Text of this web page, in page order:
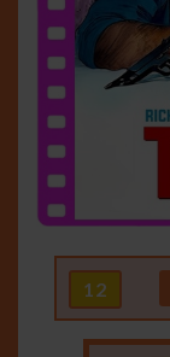
12